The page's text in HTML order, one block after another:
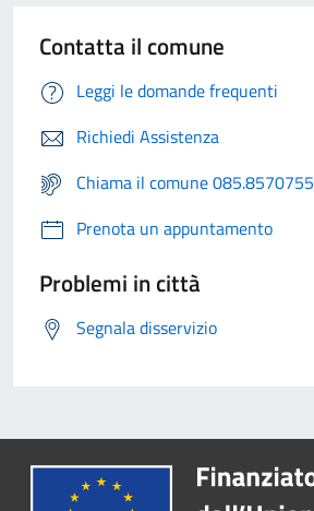
Contatta il comune
Leggi le domande frequenti
Richiedi Assistenza
Chiama il comune 085.8570755
Prenota un appuntamento
Problemi in città
Segnala disservizio